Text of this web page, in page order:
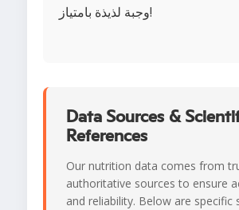
وجبة لذيذة بامتياز!
Data Sources &
References
Our nutrition data comes from
authoritative sources to ensure
and reliability. Below are specific